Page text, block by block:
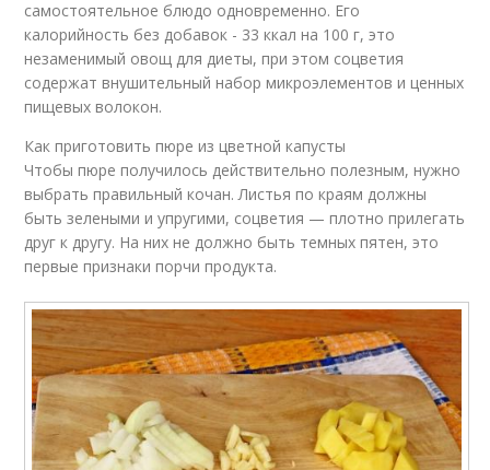
самостоятельное блюдо одновременно. Его
калорийность без добавок - 33 ккал на 100 г, это
незаменимый овощ для диеты, при этом соцветия
содержат внушительный набор микроэлементов и ценных
пищевых волокон.
Как приготовить пюре из цветной капусты
Чтобы пюре получилось действительно полезным, нужно
выбрать правильный кочан. Листья по краям должны
быть зелеными и упругими, соцветия — плотно прилегать
друг к другу. На них не должно быть темных пятен, это
первые признаки порчи продукта.